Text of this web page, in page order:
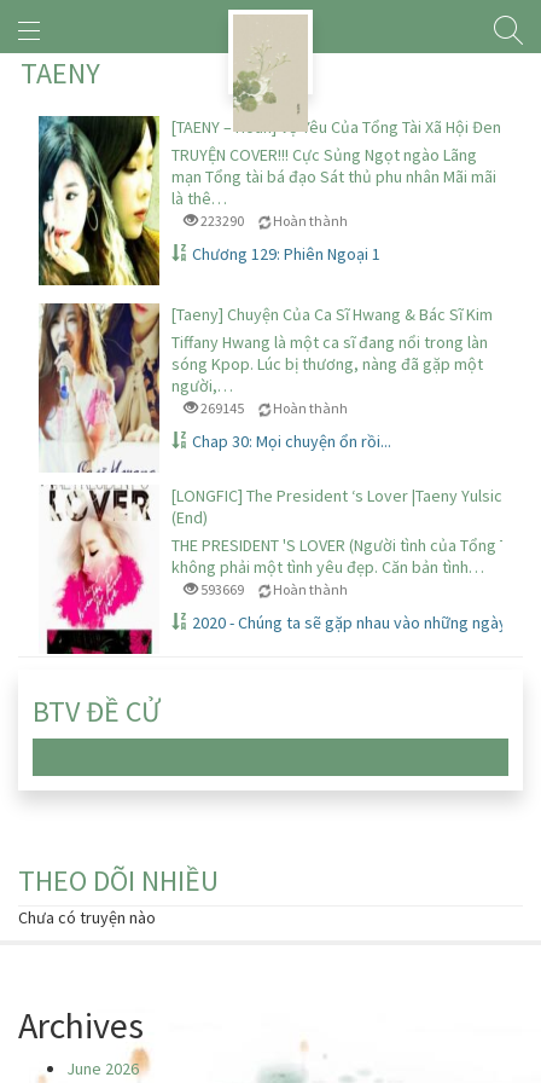
TAENY
[TAENY – Hoàn] Vợ Yêu Của Tổng Tài Xã Hội Đen
TRUYỆN COVER!!! Cực Sủng Ngọt ngào Lãng
mạn Tổng tài bá đạo Sát thủ phu nhân Mãi mãi
là thê…
223290 Hoàn thành
Chương 129: Phiên Ngoại 1
[Taeny] Chuyện Của Ca Sĩ Hwang & Bác Sĩ Kim
Tiffany Hwang là một ca sĩ đang nổi trong làn
sóng Kpop. Lúc bị thương, nàng đã gặp một
người,…
269145 Hoàn thành
Chap 30: Mọi chuyện ổn rồi...
[LONGFIC] The President ‘s Lover |Taeny Yulsic
(End)
THE PRESIDENT 'S LOVER (Người tình của Tổng
không phải một tình yêu đẹp. Căn bản tình…
593669 Hoàn thành
2020 - Chúng ta sẽ gặp nhau vào những ngày
BTV ĐỀ CỬ
THEO DÕI NHIỀU
Chưa có truyện nào
Archives
June 2026